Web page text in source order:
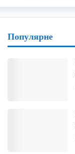
Популярне